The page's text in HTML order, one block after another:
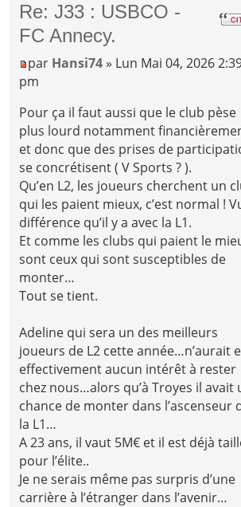
Re: J33 : USBCO -
FC Annecy.
par Hansi74 » Lun Mai 04, 2026
pm
Pour ça il faut aussi que le club pèse
plus lourd notamment
et donc que des prises de
se concrétisent ( V Sports ? ).
Qu’en L2, les joueurs cherchent un
qui les paient mieux, c’est normal !
différence qu’il y a avec la L1.
Et comme les clubs qui paient le
sont ceux qui sont susceptibles de
monter…
Tout se tient.
Adeline qui sera un des meilleurs
joueurs de L2 cette année…n’aurait
effectivement aucun intérêt à rester
chez nous…alors qu’à Troyes il avait
chance de monter dans l’ascenseur
la L1…
A 23 ans, il vaut 5M€ et il est déjà
pour l’élite..
Je ne serais même pas surpris d’une
carrière à l’étranger dans l’avenir…